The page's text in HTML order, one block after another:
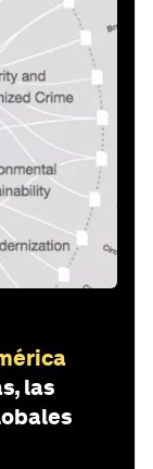
las